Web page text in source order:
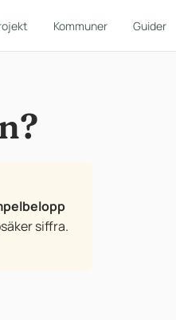
Kommuner Guider
siffra.